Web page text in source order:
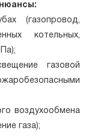
(газопровод,
котельных,
газовой
воздухообмена
газа);